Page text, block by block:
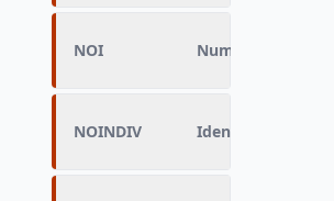
NOI Numéro
NOINDIV Identifiant